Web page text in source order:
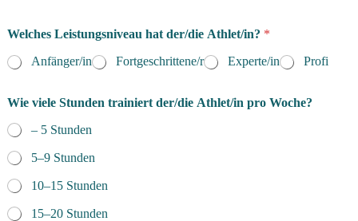
Welches Leistungsniveau hat der/die Athlet/in? *
Anfänger/in
Fortgeschrittene/r Experte/in Profi
Wie viele Stunden trainiert der/die Athlet/in pro Woche?
– 5 Stunden
5–9 Stunden
10–15 Stunden
15–20 Stunden